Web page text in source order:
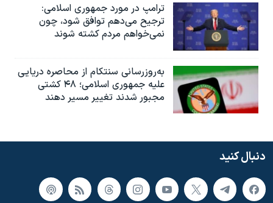
ترامپ در مورد جمهوری اسلامی:
ترجیح می‌دهم توافق شود، چون
نمی‌خواهم مردم کشته شوند
به‌روزرسانی سنتکام از محاصره دریایی
علیه جمهوری اسلامی؛ ۴۸ کشتی
مجبور شدند تغییر مسیر دهند
دنبال کنید